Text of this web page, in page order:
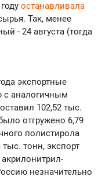
останавливала
Так, менее
- 24 августа (тогда
экспортные
с аналогичным
102,52 тыс.
отгружено 6,79
полистирола
тонн, экспорт
незначительно